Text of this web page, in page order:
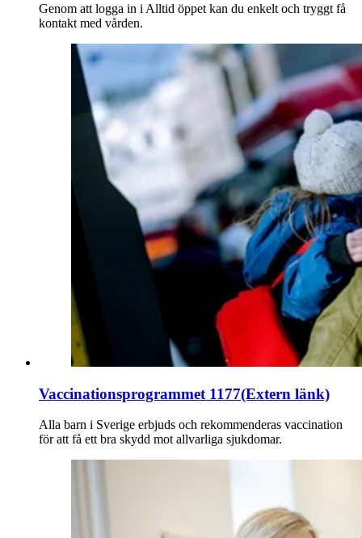
Genom att logga in i Alltid öppet kan du enkelt och tryggt få
kontakt med vården.
Vaccinationsprogrammet 1177(Extern länk)
Alla barn i Sverige erbjuds och rekommenderas vaccination
för att få ett bra skydd mot allvarliga sjukdomar.